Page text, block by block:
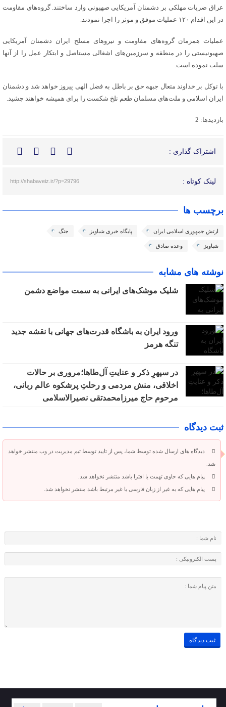
عراق ضربات مهلکی بر دشمنان آمریکایی صهیونی وارد ساختند. گروه‌های مقاومت
در این اقدام ۱۲۰ عملیات موفق و موثر را اجرا نمودند.
عملیات همزمان گروه‌های مقاومت و نیروهای مسلح ایران دشمنان آمریکایی
صهیونیستی را در منطقه و سرزمین‌های اشغالی مستاصل و ابتکار عمل را از آنها
سلب نموده است.
با توکل بر خداوند متعال جبهه حق بر باطل به فضل الهی پیروز خواهد شد و دشمنان
ایران اسلامی و ملت‌های مسلمان طعم تلخ شکست را برای همیشه خواهند چشید.
بازدیدها: 2
اشتراک گذاری :
لینک کوتاه : http://shabaveiz.ir/?p=29796
برچسب ها
ارتش جمهوری اسلامی ایران پایگاه خبری شباویز جنگ
شباویز وعده صادق
نوشته های مشابه
شلیک موشک‌های ایرانی به سمت مواضع دشمن
ورود ایران به باشگاه قدرت‌های جهانی با نقشه جدید
تنگه هرمز
در سپهرِ ذکر و عنایتِ آل‌طاها؛مروری بر حالات
اخلاقی، منش مردمی و رحلتِ پرشکوه عالم ربانی،
مرحوم حاج میرزامحمدتقی نصیرالاسلامی
ثبت دیدگاه
دیدگاه های ارسال شده توسط شما، پس از تایید توسط تیم مدیریت در وب منتشر خواهد
شد.
پیام هایی که حاوی تهمت یا افترا باشد منتشر نخواهد شد.
پیام هایی که به غیر از زبان فارسی یا غیر مرتبط باشد منتشر نخواهد شد.